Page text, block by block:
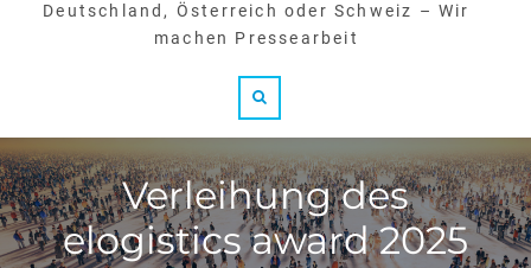
Deutschland, Österreich oder Schweiz – Wir
machen Pressearbeit
Verleihung des
elogistics award 2025